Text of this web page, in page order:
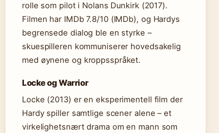
rolle som pilot i Nolans Dunkirk (2017).
Filmen har IMDb 7.8/10 (IMDb), og Hardys
begrensede dialog ble en styrke –
skuespilleren kommuniserer hovedsakelig
med øynene og kroppsspråket.
Locke og Warrior
Locke (2013) er en eksperimentell film der
Hardy spiller samtlige scener alene – et
virkelighetsnært drama om en mann som